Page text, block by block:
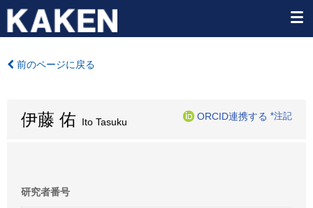
前のページに戻る
伊藤 佑 Ito Tasuku
ORCID連携する *注記
研究者番号